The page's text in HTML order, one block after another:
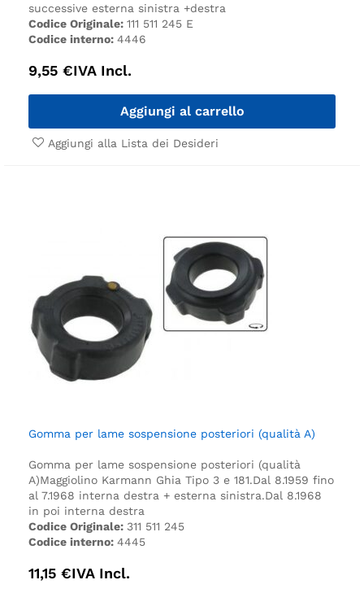
successive esterna sinistra +destra
Codice Originale: 111 511 245 E
Codice interno: 4446
9,55 €IVA Incl.
Aggiungi al carrello
Aggiungi alla Lista dei Desideri
Gomma per lame sospensione posteriori (qualità A)
Gomma per lame sospensione posteriori (qualità
A)Maggiolino Karmann Ghia Tipo 3 e 181.Dal 8.1959 fino
al 7.1968 interna destra + esterna sinistra.Dal 8.1968
in poi interna destra
Codice Originale: 311 511 245
Codice interno: 4445
11,15 €IVA Incl.